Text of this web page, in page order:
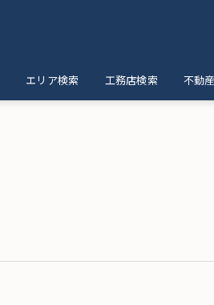
エリア検索 工務店検索 不動